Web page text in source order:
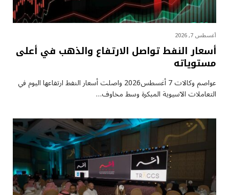
أغسطس 7, 2026
أسعار النفط تواصل الارتفاع والذهب في أعلى
مستوياته
عواصم وكالات 7 أغسطس2026 واصلت أسعار ⁠النفط ارتفاعها اليوم في
التعاملات الآسيوية المبكرة وسط مخاوف…